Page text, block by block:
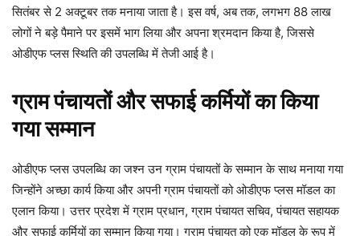
सितंबर से 2 अक्टूबर तक मनाया जाता है। इस वर्ष, अब तक, लगभग 88 लाख
लोगों ने बड़े पैमाने पर इसमें भाग लिया और अपना श्रमदान किया है, जिससे
ओडीएफ प्लस स्थिति की उपलब्धि में तेजी आई है।
ग्राम पंचायतों और सफाई कर्मियों का किया
गया सम्मान
ओडीएफ प्लस उपलब्धि का जश्न उन ग्राम पंचायतों के सम्मान के साथ मनाया गया
जिन्होंने अच्छा कार्य किया और अपनी ग्राम पंचायतों को ओडीएफ प्लस मॉडल का
एलान किया। उत्तर प्रदेश में ग्राम प्रधान, ग्राम पंचायत सचिव, पंचायत सहायक
और सफाई कर्मियों का सम्मान किया गया। ग्राम पंचायत को एक मॉडल के रूप में